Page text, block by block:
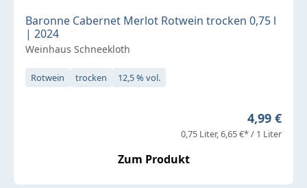
Baronne Cabernet Merlot Rotwein trocken 0,75 l
| 2024
Weinhaus Schneekloth
Rotwein trocken 12,5 % vol.
Regulärer
4,99 €
0,75 Liter 6,65 €* / 1 Liter
Zum Produkt